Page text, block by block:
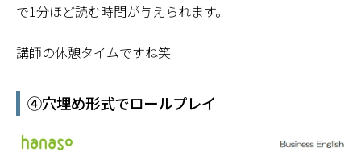
で1分ほど読む時間が与えられます。
講師の休憩タイムですね笑
④穴埋め形式でロールプレイ